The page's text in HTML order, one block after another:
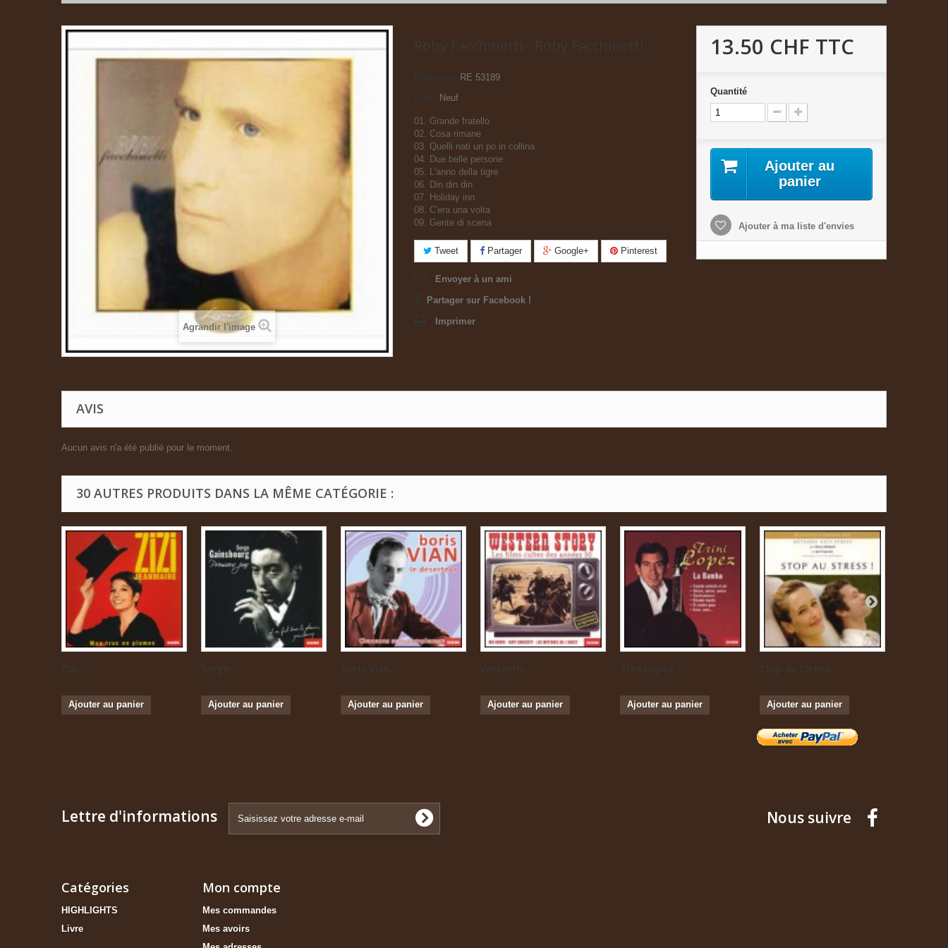
Agrandir l'image
Roby Facchinetti - Roby Facchinetti
Référence
RE 53189
Neuf
01. Grande fratello
02. Cosa rimane
03. Quelli nati un po in collina
04. Due belle persone
05. L'anno della tigre
06. Din din din
07. Holiday inn
08. C'era una volta
09. Gente di scena
Tweet Partager Google+ Pinterest
Envoyer à un ami
Partager sur Facebook !
Imprimer
13.50 CHF TTC
Quantité
Ajouter au
panier
Ajouter à ma liste d'envies
AVIS
Aucun avis n'a été publié pour le moment.
30 AUTRES PRODUITS DANS LA MÊME CATÉGORIE :
Zizi...
Ajouter au panier
Serge...
Ajouter au panier
Boris Vian...
Ajouter au panier
Western...
Ajouter au panier
Trini Lopez...
Ajouter au panier
Stop au Stress
Ajouter au panier
Lettre d'informations Nous suivre
Catégories
HIGHLIGHTS
Livre
Mon compte
Mes commandes
Mes avoirs